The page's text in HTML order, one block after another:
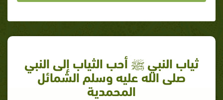
ثياب النبي ﷺ أحب الثياب إلى النبي
صلى الله عليه وسلم الشمائل
المحمدية